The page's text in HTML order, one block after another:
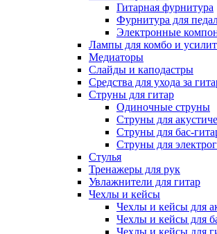
Гитарная фурнитура
Фурнитура для
Электронные
Лампы для комбо и
Медиаторы
Слайды и каподастры
Средства для ухода за
Струны для гитар
Одиночные струны
Струны для
Струны для бас-
Струны для
Стулья
Тренажеры для рук
Увлажнители для гитар
Чехлы и кейсы
Чехлы и кейсы для
Чехлы и кейсы для
Чехлы и кейсы для